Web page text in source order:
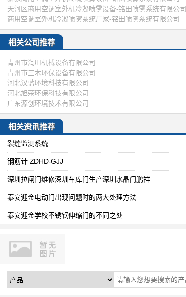
天河区商用空调室外机冷凝喷雾设备-铭田喷雾系统有限公司
商用空调室外机冷凝喷雾系统厂家-铭田喷雾系统有限公司
相关公司推荐
青州市润川机械设备有限公司
青州市三木环保设备有限公司
河北汉蓝环境科技有限公司
河北旭荣环保科技有限公司
广东源创环境技术有限公司
相关资讯推荐
裂缝监测系统
钢筋计 ZDHD-GJJ
深圳拉闸门维修深圳车库门生产深圳水晶门鹏祥
泰安迎金电动门出现问题时的两大处理方法
泰安迎金学校不锈钢伸缩门的不同之处